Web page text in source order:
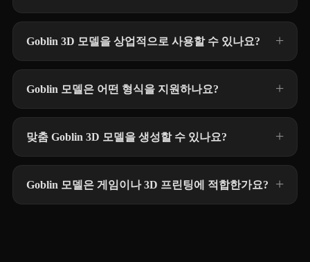
Goblin 3D 모델을 상업적으로 사용할 수 있나요?
Goblin 모델은 어떤 형식을 지원하나요?
맞춤 Goblin 3D 모델을 생성할 수 있나요?
Goblin 모델은 게임이나 3D 프린팅에 적합한가요?